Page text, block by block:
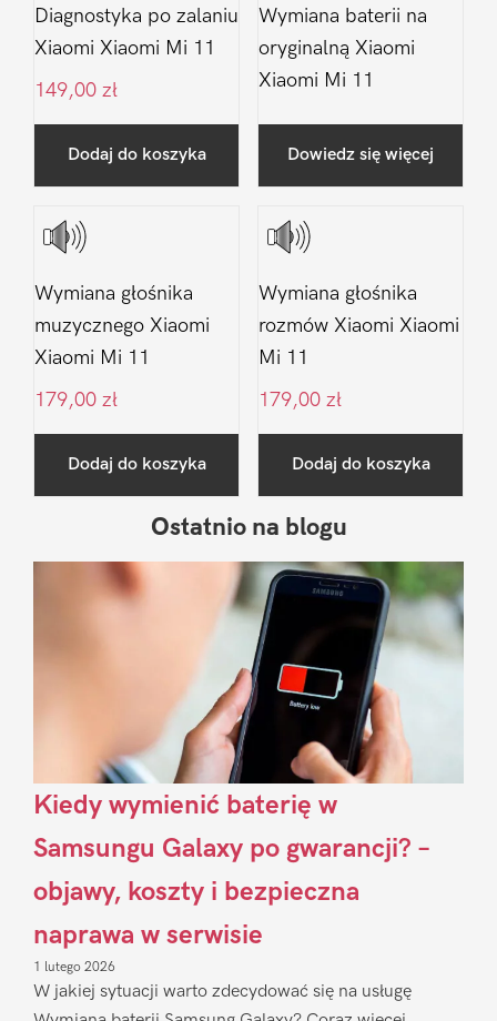
Diagnostyka po zalaniu
Xiaomi Xiaomi Mi 11
149,00 zł
Dodaj do koszyka
Wymiana baterii na
oryginalną Xiaomi
Xiaomi Mi 11
Dowiedz się więcej
Wymiana głośnika
muzycznego Xiaomi
Xiaomi Mi 11
179,00 zł
Dodaj do koszyka
Wymiana głośnika
rozmów Xiaomi Xiaomi
Mi 11
179,00 zł
Dodaj do koszyka
Sidebar
Ostatnio na blogu
Kiedy wymienić baterię w
Samsungu Galaxy po gwarancji? –
objawy, koszty i bezpieczna
naprawa w serwisie
1 lutego 2026
W jakiej sytuacji warto zdecydować się na usługę